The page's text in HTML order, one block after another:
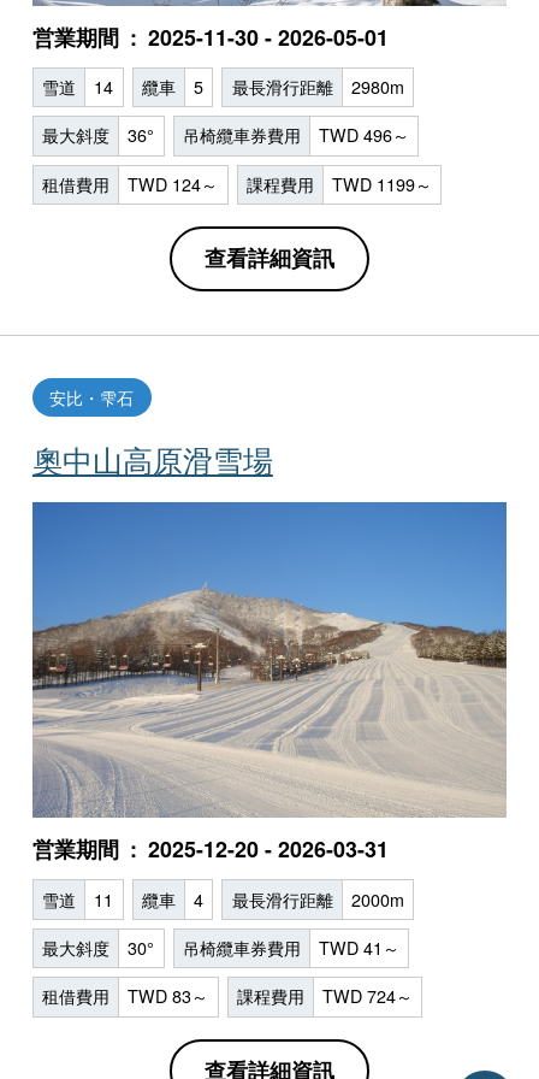
営業期間 2025-11-30 - 2026-05-01
雪道 14 纜車 5 最長滑行距離 2980m
最大斜度 36° 吊椅纜車券費用 TWD 496～
租借費用 TWD 124～ 課程費用 TWD 1199～
查看詳細資訊
奧中山高原滑雪場
安比・雫石
営業期間 2025-12-20 - 2026-03-31
雪道 11 纜車 4 最長滑行距離 2000m
最大斜度 30° 吊椅纜車券費用 TWD 41～
租借費用 TWD 83～ 課程費用 TWD 724～
查看詳細資訊